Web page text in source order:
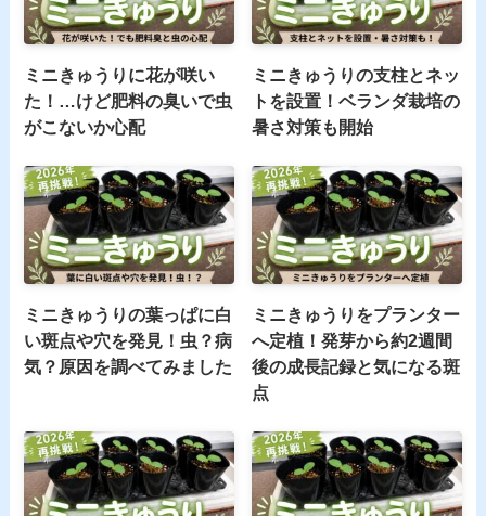
ミニきゅうりに花が咲い
た！…けど肥料の臭いで虫
がこないか心配
ミニきゅうりの支柱とネッ
トを設置！ベランダ栽培の
暑さ対策も開始
ミニきゅうりの葉っぱに白
い斑点や穴を発見！虫？病
気？原因を調べてみました
ミニきゅうりをプランター
へ定植！発芽から約2週間
後の成長記録と気になる斑
点